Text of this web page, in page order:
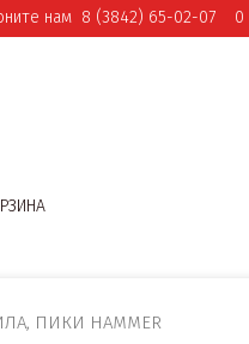
нам 8 (3842) 65-02-07 0
ПИКИ HAMMER